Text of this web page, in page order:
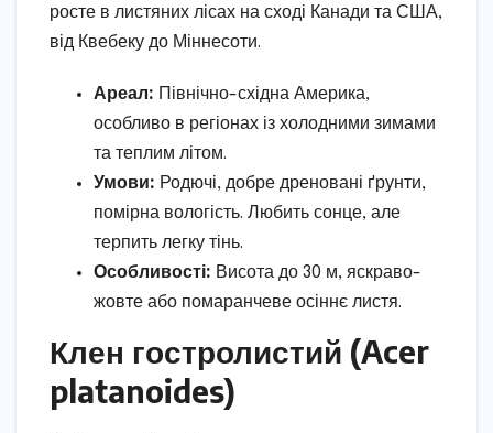
росте в листяних лісах на сході Канади та США,
від Квебеку до Міннесоти.
Ареал: Північно-східна Америка,
особливо в регіонах із холодними зимами
та теплим літом.
Умови: Родючі, добре дреновані ґрунти,
помірна вологість. Любить сонце, але
терпить легку тінь.
Особливості: Висота до 30 м, яскраво-
жовте або помаранчеве осіннє листя.
Клен гостролистий (Acer
platanoides)